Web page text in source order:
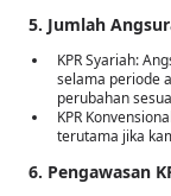
5. Jumlah
KPR Syariah:
selama periode
perubahan
KPR
terutama jika
6. Pengawasan